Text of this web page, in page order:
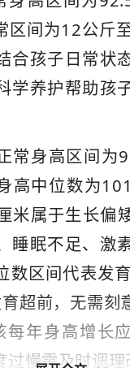
区间为12公斤
合孩子日常状
学养护帮助孩
常身高区间为
高中位数为
米属于生长偏
睡眠不足、激
数区间代表发
超前，无需刻
每年身高增长
慢需及时调理